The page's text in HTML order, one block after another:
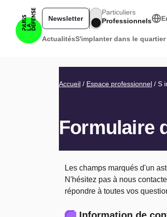
Navigation principale pro
ActualitésS'implanter dans le quartier
Newsletter
Particuliers
Professionnels
Fil d'Ariane
Accueil Espace professionnel S
Formulaire
Les champs marqués d'un
N'hésitez pas à nous
répondre à toutes vos